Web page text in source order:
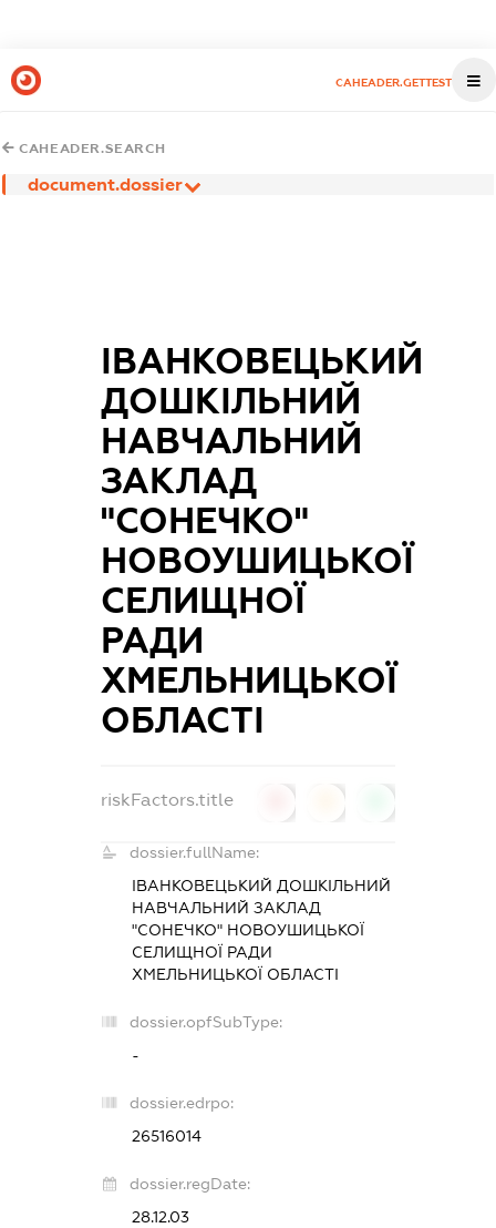
CAHEADER.GETTEST
CAHEADER.SEARCH
document.dossier
ІВАНКОВЕЦЬКИЙ
ДОШКІЛЬНИЙ
НАВЧАЛЬНИЙ
ЗАКЛАД
"СОНЕЧКО"
НОВОУШИЦЬКОЇ
СЕЛИЩНОЇ
РАДИ
ХМЕЛЬНИЦЬКОЇ
ОБЛАСТІ
riskFactors.title
dossier.fullName:
ІВАНКОВЕЦЬКИЙ ДОШКІЛЬНИЙ
НАВЧАЛЬНИЙ ЗАКЛАД
"СОНЕЧКО" НОВОУШИЦЬКОЇ
СЕЛИЩНОЇ РАДИ
ХМЕЛЬНИЦЬКОЇ ОБЛАСТІ
dossier.opfSubType:
-
dossier.edrpo:
26516014
dossier.regDate:
28.12.03